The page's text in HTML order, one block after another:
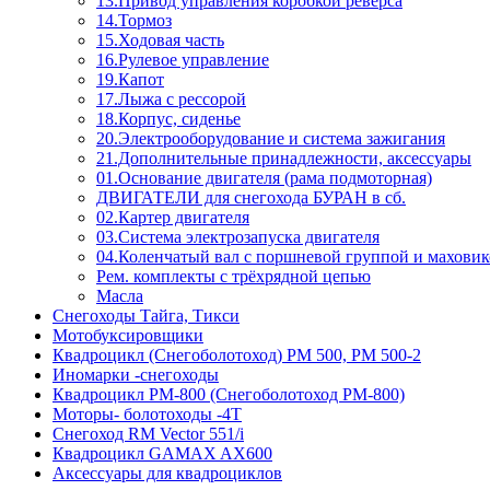
14.Тормоз
15.Ходовая часть
16.Рулевое управление
19.Капот
17.Лыжа с рессорой
18.Корпус, сиденье
20.Электрооборудование и система зажигания
21.Дополнительные принадлежности, аксессуары
01.Основание двигателя (рама подмоторная)
ДВИГАТЕЛИ для снегохода БУРАН в сб.
02.Картер двигателя
03.Система электрозапуска двигателя
04.Коленчатый вал с поршневой группой и
Рем. комплекты с трёхрядной цепью
Масла
Снегоходы Тайга, Тикси
Мотобуксировщики
Квадроцикл (Снегоболотоход) РМ 500, РМ 500-2
Иномарки -снегоходы
Квадроцикл РМ-800 (Снегоболотоход РМ-800)
Моторы- болотоходы -4Т
Снегоход RM Vector 551/i
Квадроцикл GAMAX AX600
Аксессуары для квадроциклов